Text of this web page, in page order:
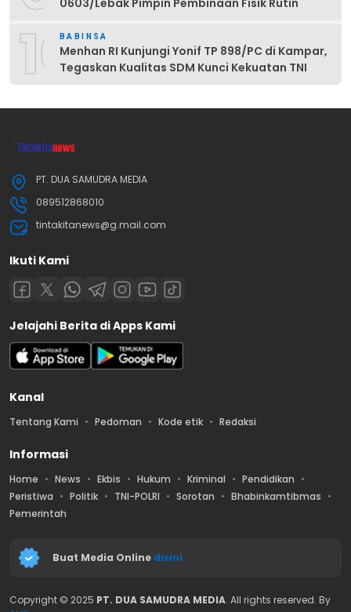
0603/Lebak Pimpin Pembinaan Fisik Rutin
10BABINSA
Menhan RI Kunjungi Yonif TP 898/PC di Kampar,
Tegaskan Kualitas SDM Kunci Kekuatan TNI
PT. DUA SAMUDRA MEDIA
089512868010
tintakitanews@g.mail.com
Ikuti Kami
Jelajahi Berita di Apps Kami
Kanal
Tentang Kami Pedoman Kode etik Redaksi
Informasi
Home News Ekbis Hukum Kriminal
Pendidikan
Peristiwa
Politik TNI-POLRI Sorotan
Bhabinkamtibmas
Pemerintah
Buat Media Online disini
Copyright © 2025 PT. DUA SAMUDRA MEDIA. All rights reserved. By